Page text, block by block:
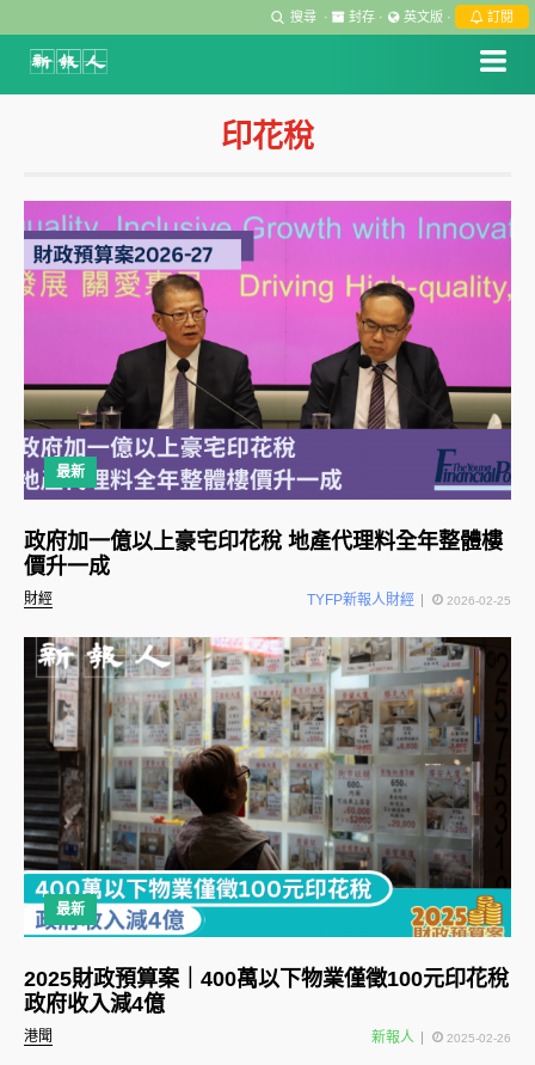
搜尋 · 封存 · 英文版 · 訂閱
印花稅
最新
財經
政府加一億以上豪宅印花稅 地產代理料全年整體樓
價升一成
TYFP新報人財經 2026-02-25
最新
港聞
2025財政預算案｜400萬以下物業僅徵100元印花稅
政府收入減4億
新報人 2025-02-26